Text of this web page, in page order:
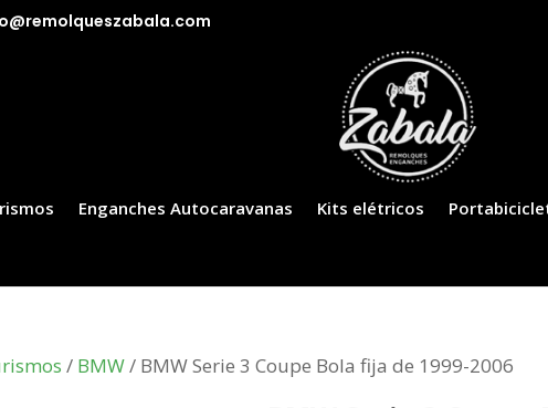
Enganches Autocaravanas Kits elétricos
/ BMW/ BMW Serie 3 Coupe Bola fija de 1999-2006